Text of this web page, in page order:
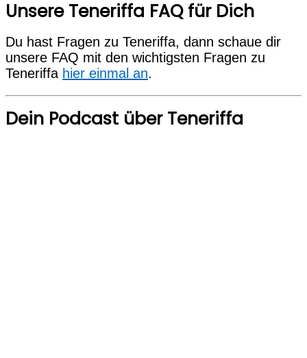
Unsere Teneriffa FAQ für Dich
Du hast Fragen zu Teneriffa, dann schaue dir
unsere FAQ mit den wichtigsten Fragen zu
Teneriffa hier einmal an.
Dein Podcast über Teneriffa